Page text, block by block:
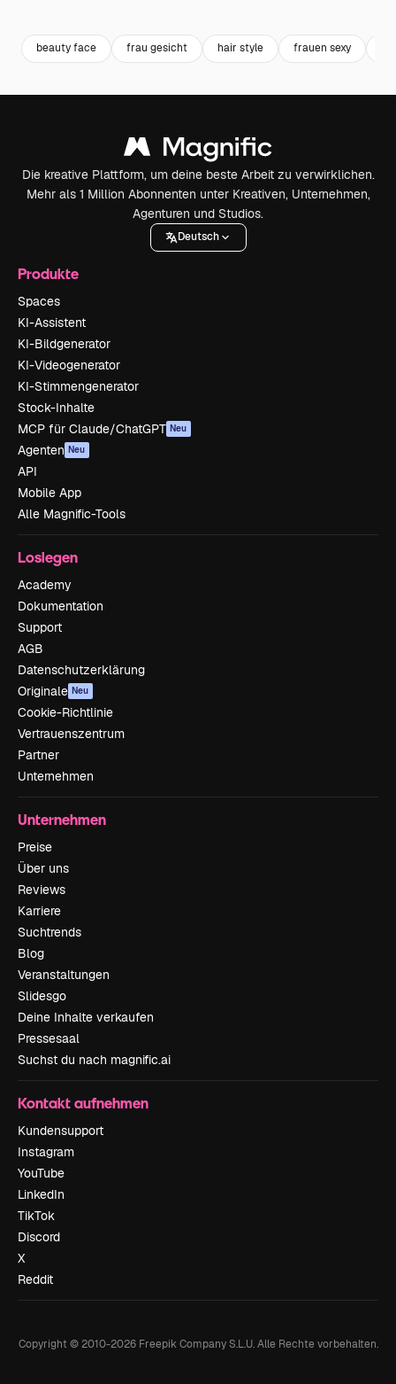
beauty face frau gesicht hair style frauen sexy
Die kreative Plattform, um deine beste Arbeit zu verwirklichen.
Mehr als 1 Million Abonnenten unter Kreativen, Unternehmen,
Agenturen und Studios.
Deutsch
Produkte
Spaces
KI-Assistent
KI-Bildgenerator
KI-Videogenerator
KI-Stimmengenerator
Stock-Inhalte
MCP für Claude/ChatGPT Neu
Agenten Neu
API
Mobile App
Alle Magnific-Tools
Loslegen
Academy
Dokumentation
Support
AGB
Datenschutzerklärung
Originale Neu
Cookie-Richtlinie
Vertrauenszentrum
Partner
Unternehmen
Unternehmen
Preise
Über uns
Reviews
Karriere
Suchtrends
Blog
Veranstaltungen
Slidesgo
Deine Inhalte verkaufen
Pressesaal
Suchst du nach magnific.ai
Kontakt aufnehmen
Kundensupport
Instagram
YouTube
LinkedIn
TikTok
Discord
X
Reddit
Copyright © 2010-2026Freepik Company S.L.U. Alle Rechte vorbehalten.